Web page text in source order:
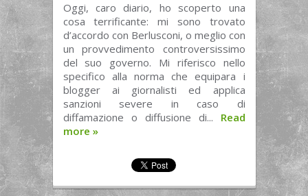
Oggi, caro diario, ho scoperto una
cosa terrificante: mi sono trovato
d’accordo con Berlusconi, o meglio con
un provvedimento controversissimo
del suo governo. Mi riferisco nello
specifico alla norma che equipara i
blogger ai giornalisti ed applica
sanzioni severe in caso di
diffamazione o diffusione di... Read
more »